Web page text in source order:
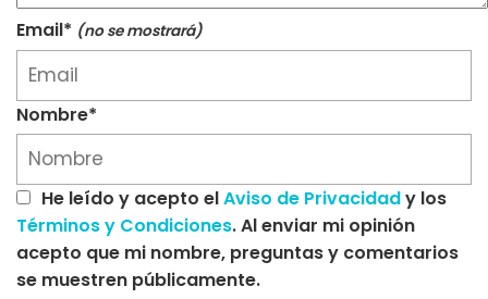
Email* (no se mostrará)
Nombre*
He leído y acepto elAviso de Privacidady los
Términos y Condiciones. Al enviar mi opinión
acepto que mi nombre, preguntas y comentarios
se muestren públicamente.